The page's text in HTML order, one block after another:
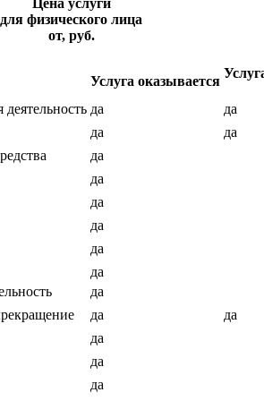
для физического лица
от, руб.
Услуга оказывается
да
да
да
да
да
да
да
да
да
да
да
да
да
да
да
да